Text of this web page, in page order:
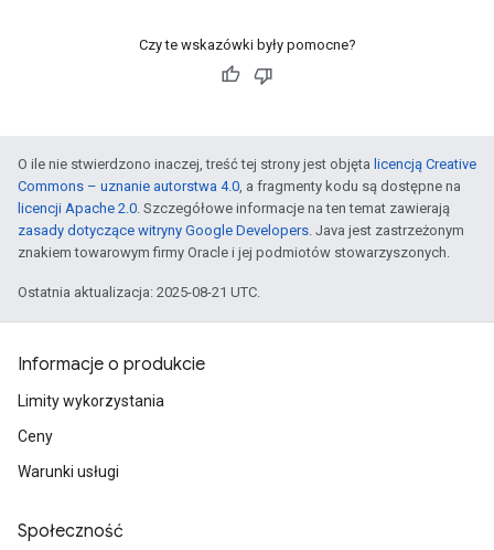
Czy te wskazówki były pomocne?
O ile nie stwierdzono inaczej, treść tej strony jest objęta licencją Creative
Commons – uznanie autorstwa 4.0, a fragmenty kodu są dostępne na
licencji Apache 2.0. Szczegółowe informacje na ten temat zawierają
zasady dotyczące witryny Google Developers. Java jest zastrzeżonym
znakiem towarowym firmy Oracle i jej podmiotów stowarzyszonych.
Ostatnia aktualizacja: 2025-08-21 UTC.
Informacje o produkcie
Limity wykorzystania
Ceny
Warunki usługi
Społeczność